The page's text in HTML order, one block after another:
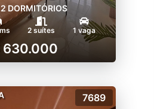
DORMITÓRIOS
2 suítes 1 vaga
630.000
7689